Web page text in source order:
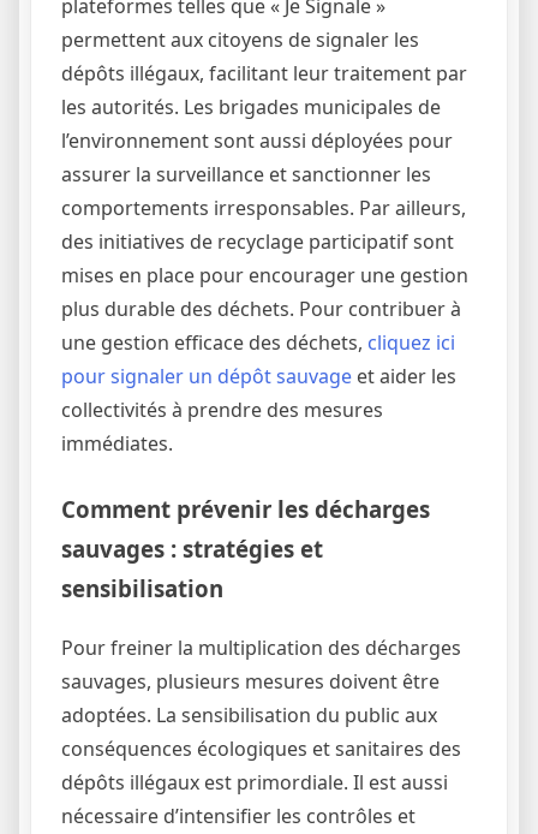
plateformes telles que « Je Signale »
permettent aux citoyens de signaler les
dépôts illégaux, facilitant leur traitement par
les autorités. Les brigades municipales de
l’environnement sont aussi déployées pour
assurer la surveillance et sanctionner les
comportements irresponsables. Par ailleurs,
des initiatives de recyclage participatif sont
mises en place pour encourager une gestion
plus durable des déchets. Pour contribuer à
une gestion efficace des déchets, cliquez ici
pour signaler un dépôt sauvage et aider les
collectivités à prendre des mesures
immédiates.
Comment prévenir les décharges
sauvages : stratégies et
sensibilisation
Pour freiner la multiplication des décharges
sauvages, plusieurs mesures doivent être
adoptées. La sensibilisation du public aux
conséquences écologiques et sanitaires des
dépôts illégaux est primordiale. Il est aussi
nécessaire d’intensifier les contrôles et